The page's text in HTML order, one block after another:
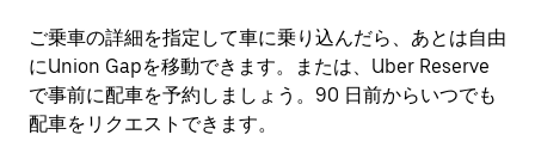
ご乗車の詳細を指定して車に乗り込んだら、あとは自由
にUnion Gapを移動できます。または、Uber Reserve
で事前に配車を予約しましょう。90 日前からいつでも
配車をリクエストできます。